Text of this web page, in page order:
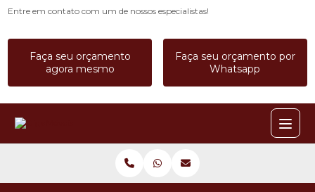
Entre em contato com um de nossos especialistas!
Faça seu orçamento
agora mesmo
Faça seu orçamento por
Whatsapp